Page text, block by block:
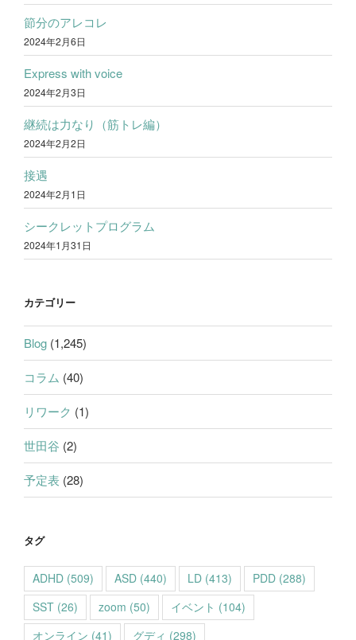
節分のアレコレ
2024年2月6日
Express with voice
2024年2月3日
継続は力なり（筋トレ編）
2024年2月2日
接遇
2024年2月1日
シークレットプログラム
2024年1月31日
カテゴリー
Blog (1,245)
コラム (40)
リワーク (1)
世田谷 (2)
予定表 (28)
タグ
ADHD (509) ASD (440) LD (413) PDD (288)
SST (26) zoom (50) イベント (104)
オンライン (41) グディ (298)